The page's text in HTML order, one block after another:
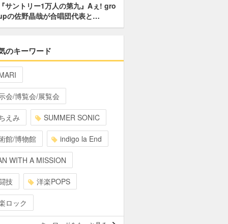
『サントリー1万人の第九』Aぇ! gro
の佐野晶哉が合唱団代表と…
のキーワード
会/博覧会/展覧会
えみ SUMMER SONIC
館/博物館 indigo la End
WITH A MISSION
技 洋楽POPS
ロック